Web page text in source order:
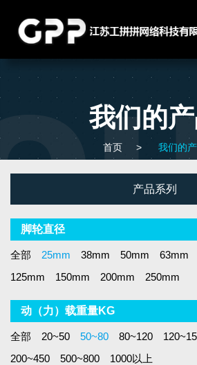
我们的
首页 > 我们的
产品系列
脚轮直径
全部 25mm 38mm 50mm 63mm
125mm
150mm 200mm 250mm
动（力）载重量KG
全部 20~50 50~80 80~120
200~450
500~800 1000以上